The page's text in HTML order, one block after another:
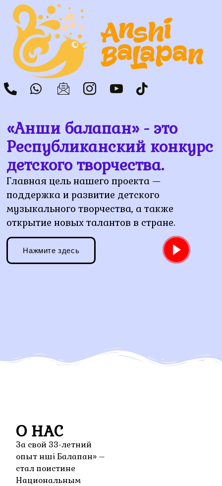
«Анши балапан» - это
Республиканский конкурс
детского творчества.
Главная цель нашего проекта —
поддержка и развитие детского
музыкального творчества, а также
открытие новых талантов в стране.
Нажмите здесь
О НАС
За свой 33-летний
опыт Әнші Балапан» –
стал поистине
Национальным